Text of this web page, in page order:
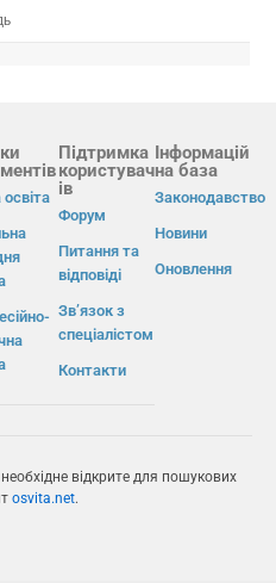
Підтримка
користувач
ів
Форум
Питання та
відповіді
Зв’язок з
спеціалістом
Контакти
Інформацій
на база
Законодавство
Новини
Оновлення
відкрите для пошукових
osvita.net.